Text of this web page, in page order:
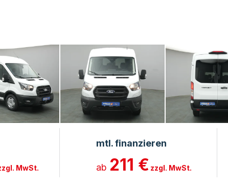
MwSt.
mtl. finanzieren
ab 211 € zzgl. MwSt.